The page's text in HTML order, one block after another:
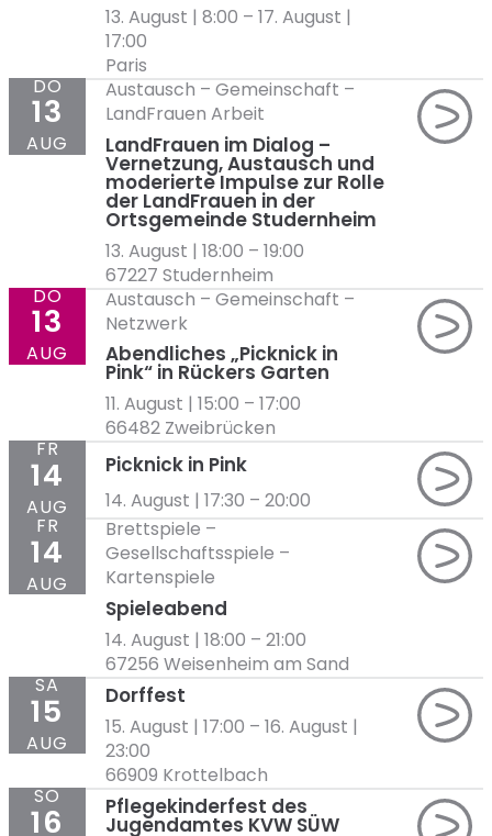
13. August | 8:00 – 17. August |
17:00
Paris
LandFrauen im Dialog –
Vernetzung, Austausch und
moderierte Impulse zur Rolle
der LandFrauen in der
Ortsgemeinde Studernheim
Austausch – Gemeinschaft –
LandFrauen Arbeit
13. August | 18:00 – 19:00
67227 Studernheim
DO
13
AUG
Abendliches „Picknick in
Pink“ in Rückers Garten
Austausch–Gemeinschaft–
Netzwerk
11. August | 15:00 – 17:00
66482 Zweibrücken
DO
13
AUG
Picknick in Pink
14. August | 17:30 – 20:00
FR
14
AUG
Spieleabend
Brettspiele –
Gesellschaftsspiele –
Kartenspiele
14. August | 18:00 – 21:00
67256 Weisenheim am Sand
FR
14
AUG
Dorffest
15. August | 17:00 – 16. August |
23:00
66909 Krottelbach
SA
15
AUG
Pflegekinderfest des
Jugendamtes KVW SÜW
SO
16